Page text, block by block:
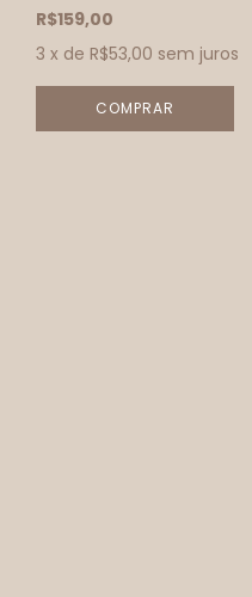
R$159,00
3 x de R$53,00 sem juros